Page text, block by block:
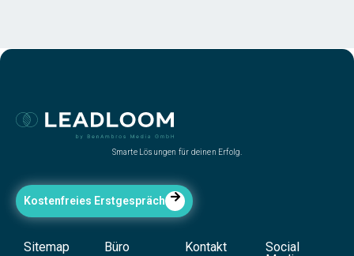
Smarte Lösungen für deinen Erfolg.
Kostenfreies Erstgespräch
Sitemap Büro Kontakt
Social